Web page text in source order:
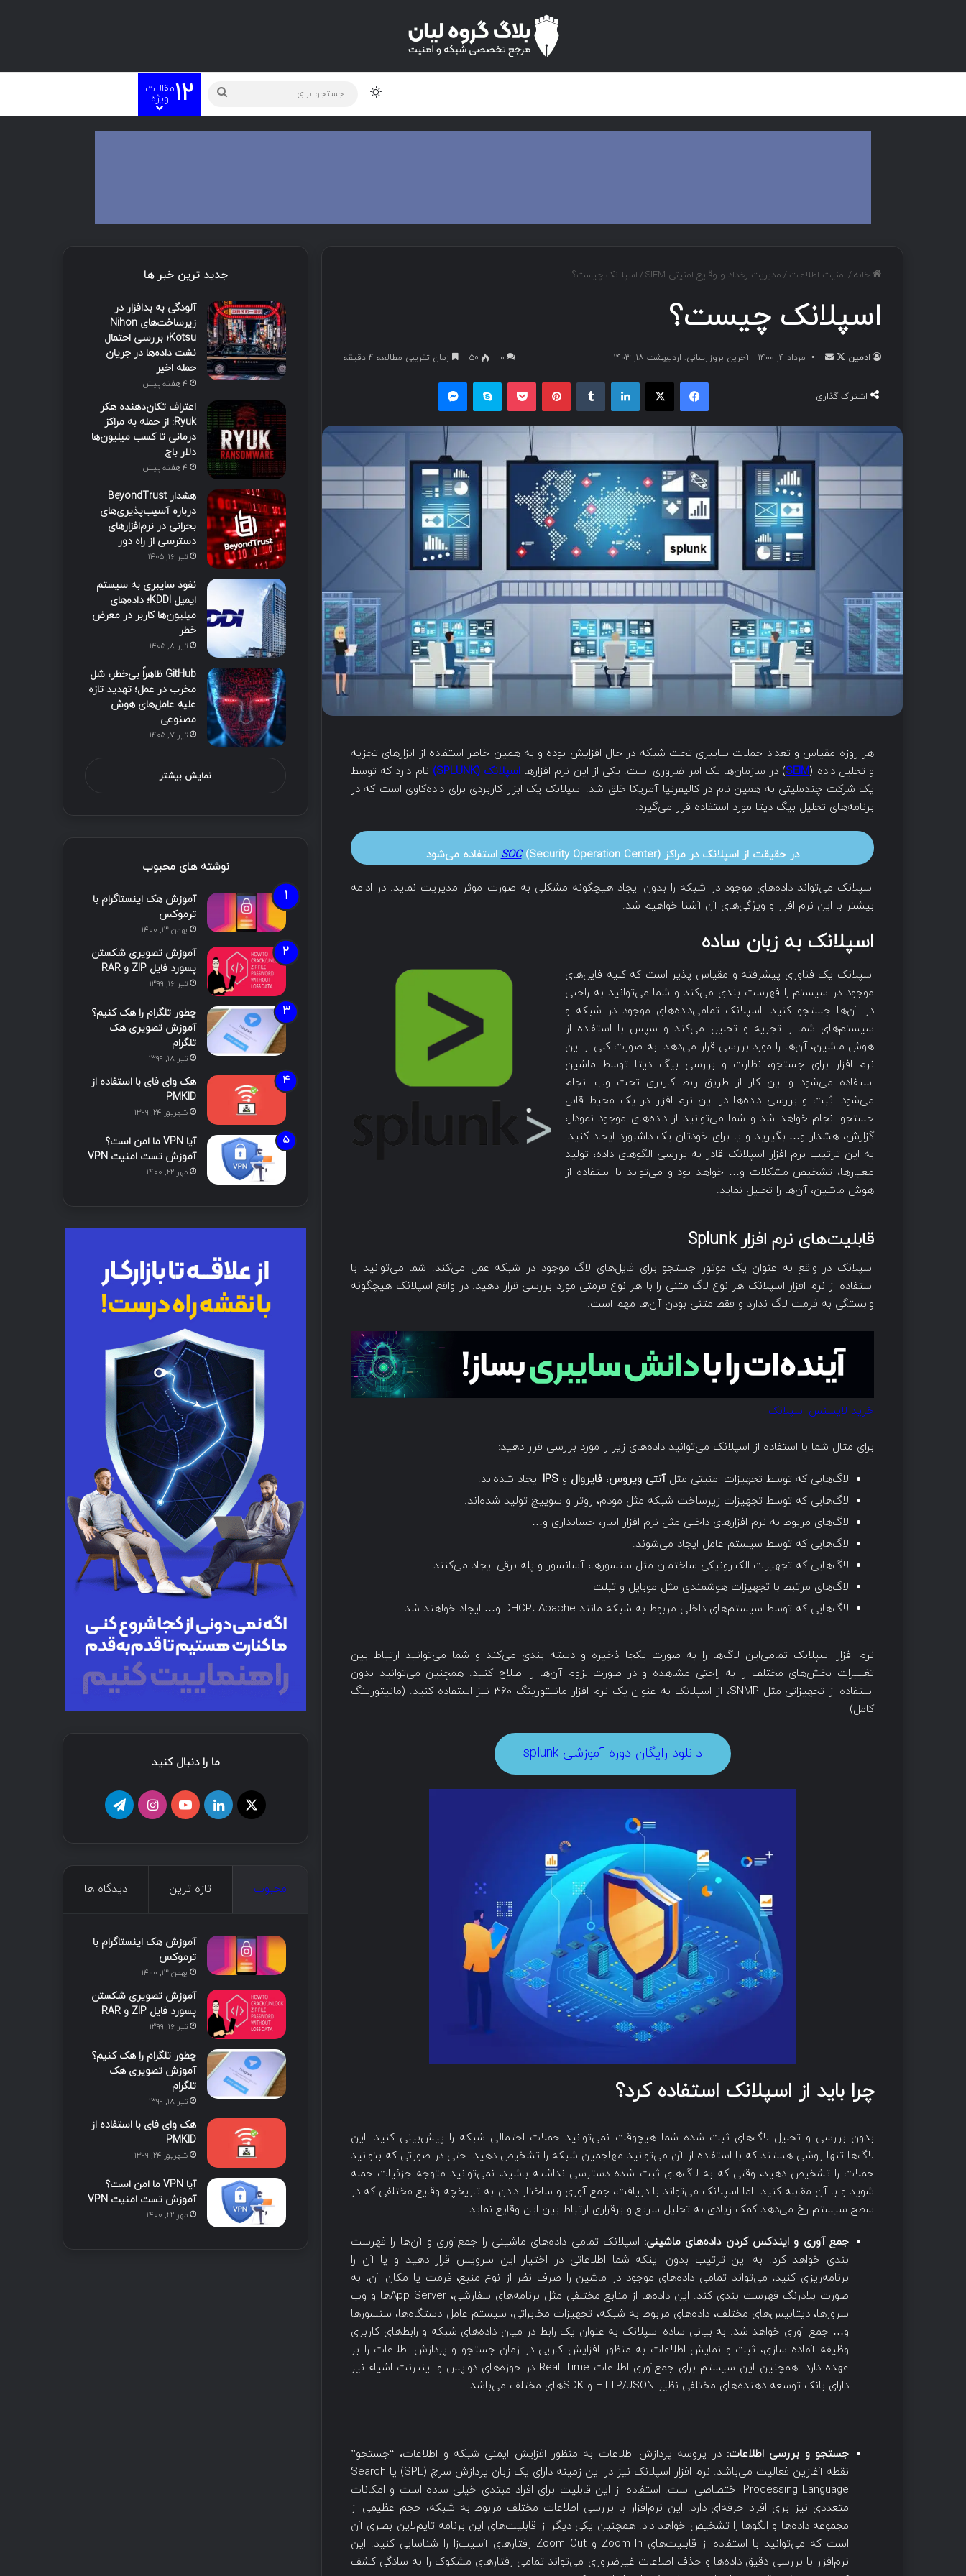
12مقالات
ویژه
خانه/ امنیت اطلاعات / مدیریت رخداد و وقایع امنیتی SIEM / اسپلانک چیست؟
اسپلانک چیست؟
ادمین مرداد ۴, ۱۴۰۰ آخرین بروزرسانی: اردیبهشت ۱۸, ۱۴۰۳ ۰ 50 زمان تقریبی مطالعه 4 دقیقه
اشتراک گذاری
هر روزه مقیاس و تعداد حملات سایبری تحت شبکه در حال افزایش بوده و به همین خاطر استفاده از ابزارهای تجزیه
و تحلیل داده (SEIM) در سازمان‌ها یک امر ضروری است. یکی از این نرم افزارها اسپلانک (SPLUNK)
نام دارد که توسط
یک شرکت چندملیتی به همین نام در کالیفرنیا آمریکا خلق شد. اسپلانک یک ابزار کاربردی برای داده‌کاوی است که در
برنامه‌های تحلیل بیگ دیتا مورد استفاده قرار می‌گیرد.
در حقیقت از اسپلانک در مراکز SOC(Security Operation Center) استفاده می‌شود
اسپلانک می‌تواند داده‌های موجود در شبکه را بدون ایجاد هیچگونه مشکلی به صورت موثر مدیریت نماید. در ادامه
بیشتر با این نرم افزار و ویژگی‌های آن آشنا خواهیم شد.
اسپلانک به زبان ساده
اسپلانک یک فناوری پیشرفته و مقیاس‌ پذیر است که کلیه فایل‌های
موجود در سیستم را فهرست بندی می‌کند و شما می‌توانید به راحتی
در آن‌ها جستجو کنید. اسپلانک تمامی‌داده‌های موجود در شبکه و
سیستم‌های شما را تجزیه و تحلیل می‌کند و سپس با استفاده از
هوش ماشین، آن‌ها را مورد بررسی قرار می‌دهد. به صورت کلی از این
نرم افزار برای جستجو، نظارت و بررسی بیگ دیتا توسط ماشین
استفاده می‌شود و این کار از طریق رابط کاربری تحت وب انجام
می‌شود. ثبت و بررسی داده‌ها در این نرم افزار در یک محیط قابل
جستجو انجام خواهد شد و شما می‌توانید از داده‌های موجود نمودار،
گزارش، هشدار و… بگیرید و یا برای خودتان یک داشبورد ایجاد کنید.
به این ترتیب نرم افزار اسپلانک قادر به بررسی الگوهای داده، تولید
معیارها، تشخیص مشکلات و… خواهد بود و می‌تواند با استفاده از
هوش ماشین، آن‌ها را تحلیل نماید.
قابلیت‌های نرم افزار Splunk
اسپلانک در واقع به عنوان یک موتور جستجو برای فایل‌های لاگ موجود در شبکه عمل می‌کند. شما می‌توانید با
استفاده از نرم افزار اسپلانک هر نوع لاگ متنی را با هر نوع فرمتی مورد بررسی قرار دهید. در واقع اسپلانک هیچگونه
وابستگی به فرمت لاگ ندارد و فقط متنی بودن آن‌ها مهم است.
خرید لایسنس اسپلانک
برای مثال شما با استفاده از اسپلانک می‌توانید داده‌های زیر را مورد بررسی قرار دهید:
لاگ‌هایی که توسط تجهیزات امنیتی مثلآنتی ویروس، فایروال و IPS ایجاد شده‌اند.
لاگ‌هایی که توسط تجهیزات زیرساخت شبکه مثل مودم، روتر و سوییچ تولید شده‌اند.
لاگ‌های مربوط به نرم افزارهای داخلی مثل نرم افزار انبار، حسابداری و…
لاگ‌هایی که توسط سیستم عامل ایجاد می‌شوند.
لاگ‌هایی که تجهیزات الکترونیکی ساختمان مثل سنسورها، آسانسور و پله برقی ایجاد می‌کنند.
لاگ‌های مرتبط با تجهیزات هوشمندی مثل موبایل و تبلت
لاگ‌هایی که توسط سیستم‌های داخلی مربوط به شبکه مانند DHCP، Apache و… ایجاد خواهند شد.
نرم افزار اسپلانک تمامی‌این لاگ‌ها را به صورت یکجا ذخیره و دسته بندی می‌کند و شما می‌توانید ارتباط بین
تغییرات بخش‌های مختلف را به راحتی مشاهده و در صورت لزوم آن‌ها را اصلاح کنید. همچنین می‌توانید بدون
استفاده از تجهیزاتی مثل SNMP، از اسپلانک به عنوان یک نرم افزار مانیتورینگ 360 نیز استفاده کنید. (مانیتورینگ
کامل)
دانلود رایگان دوره آموزشی splunk
چرا باید از اسپلانک استفاده کرد؟
بدون بررسی و تحلیل لاگ‌های ثبت شده شما هیچوقت نمی‌توانید حملات احتمالی شبکه را پیش‌بینی کنید. این
لاگ‌ها تنها روشی هستند که با استفاده از آن می‌توانید مهاجمین شبکه را تشخیص دهید. حتی در صورتی که بتوانید
حملات را تشخیص دهید، وقتی که به لاگ‌های ثبت شده دسترسی نداشته باشید، نمی‌توانید متوجه جزئیات حمله
شوید و با آن مقابله کنید. اما اسپلانک می‌تواند با دریافت، جمع آوری و ساختار دادن به تاریخچه وقایع مختلفی که در
سطح سیستم رخ می‌دهد کمک زیادی به تحلیل سریع و برقراری ارتباط بین این وقایع نماید.
جمع آوری و ایندکس کردن داده‌های ماشینی: اسپلانک تمامی داده‌های ماشینی را جمع‌آوری و آن‌ها را فهرست
بندی خواهد کرد. به این ترتیب بدون اینکه شما اطلاعاتی در اختیار این سرویس قرار دهید و یا آن را
برنامه‌ریزی کنید، می‌تواند تمامی داده‌های موجود در ماشین را صرف نظر از نوع منبع، فرمت یا مکان آن، به
صورت بلادرنگ فهرست بندی کند. این داده‌ها از منابع مختلفی مثل برنامه‌های سفارشی، App Serverها و وب
سرورها، دیتابیس‌های مختلف، داده‌ها‌ی مربوط به شبکه، تجهیزات مخابراتی، سیستم عامل دستگاه‌ها، سنسورها
و… جمع آوری خواهد شد. به بیانی ساده اسپلانک به عنوان یک رابط در میان داده‌های شبکه و رابط‌های کاربری
وظیفه آماده سازی، ثبت و نمایش اطلاعات به منظور افزایش کارایی در زمان جستجو و پردازش اطلاعات را بر
عهده دارد. همچنین این سیستم برای جمع‌آوری اطلاعات Real Time در حوزه‌های دواپس و اینترنت اشیاء نیز
دارای بانک توسعه دهنده‌های مختلفی نظیر HTTP/JSON و SDKهای مختلف می‌باشد.
جستجو و بررسی اطلاعات:در پروسه پردازش اطلاعات به منظور افزایش ایمنی شبکه و اطلاعات، “جستجو”
نقطه آغازین فعالیت می‌باشد. نرم افزار اسپلانک نیز در این زمینه دارای یک زبان پردازش سرچ (SPL) یا Search
Processing Language اختصاصی است. استفاده از این قابلیت برای افراد مبتدی خیلی ساده است و امکانات
متعددی نیز برای افراد حرفه‌ای دارد. این نرم‌افزار با بررسی اطلاعات مختلف مربوط به شبکه، حجم عظیمی از
مجموعه داده‌ها و الگوها را تشخیص خواهد داد. همچنین یکی دیگر از قابلیت‌های این برنامه تایم‌لاین بصری آن
است که می‌توانید با استفاده از قابلیت‌های Zoom In و Zoom Out رفتارهای آسیب‌زا را شناسایی کنید. این
نرم‌افزار با بررسی دقیق داده‌ها و حذف اطلاعات غیرضروری می‌تواند تمامی رفتارهای مشکوک را به سادگی کشف
جدید ترین خبر ها
آلودگی به بدافزار در
زیرساخت‌های Nihon
Kotsu؛ بررسی احتمال
نشت داده‌ها در جریان
حمله اخیر
4 هفته پیش
اعتراف تکان‌دهنده هکر
Ryuk: از حمله به مراکز
درمانی تا کسب میلیون‌ها
دلار باج
4 هفته پیش
هشدار BeyondTrust
درباره آسیب‌پذیری‌های
بحرانی در نرم‌افزارهای
دسترسی از راه دور
تیر ۱۶, ۱۴۰۵
نفوذ سایبری به سیستم
ایمیل KDDI؛ داده‌های
میلیون‌ها کاربر در معرض
خطر
تیر ۸, ۱۴۰۵
GitHub ظاهراً بی‌خطر، شل
مخرب در عمل؛ تهدید تازه
علیه عامل‌های هوش
مصنوعی
تیر ۷, ۱۴۰۵
نمایش بیشتر
نوشته های محبوب
آموزش هک اینستاگرام با
ترموکس
بهمن ۱۳, ۱۴۰۰
آموزش تصویری شکستن
پسورد فایل ZIP و RAR
تیر ۱۶, ۱۳۹۹
چطور تلگرام را هک کنیم؟
آموزش تصویری هک
تلگرام
تیر ۱۸, ۱۳۹۹
هک وای فای با استفاده از
PMKID
شهریور ۲۴, ۱۳۹۹
آیا VPN ما امن است؟
آموزش تست امنیت VPN
مهر ۲۲, ۱۴۰۰
ما را دنبال کنید
محبوب تازه ترین دیدگاه ها
آموزش هک اینستاگرام با
ترموکس
بهمن ۱۳, ۱۴۰۰
آموزش تصویری شکستن
پسورد فایل ZIP و RAR
تیر ۱۶, ۱۳۹۹
چطور تلگرام را هک کنیم؟
آموزش تصویری هک
تلگرام
تیر ۱۸, ۱۳۹۹
هک وای فای با استفاده از
PMKID
شهریور ۲۴, ۱۳۹۹
آیا VPN ما امن است؟
آموزش تست امنیت VPN
مهر ۲۲, ۱۴۰۰